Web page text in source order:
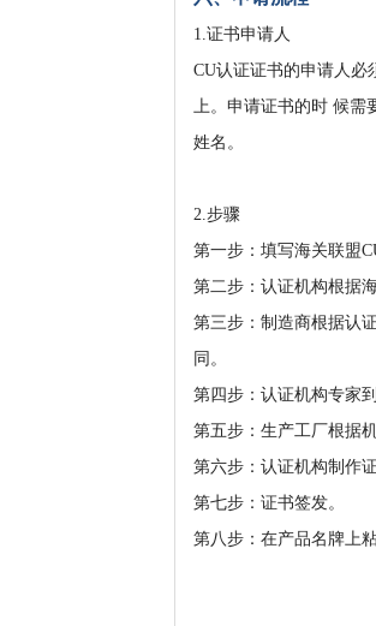
1.证书申请人
CU认证证书的申请人必
上。申请证书的时 候需
姓名。
2.步骤
第一步：填写海关联盟
第二步：认证机构根据
第三步：制造商根据认
同。
第四步：认证机构专家
第五步：生产工厂根据
第六步：认证机构制作
第七步：证书签发。
第八步：在产品名牌上